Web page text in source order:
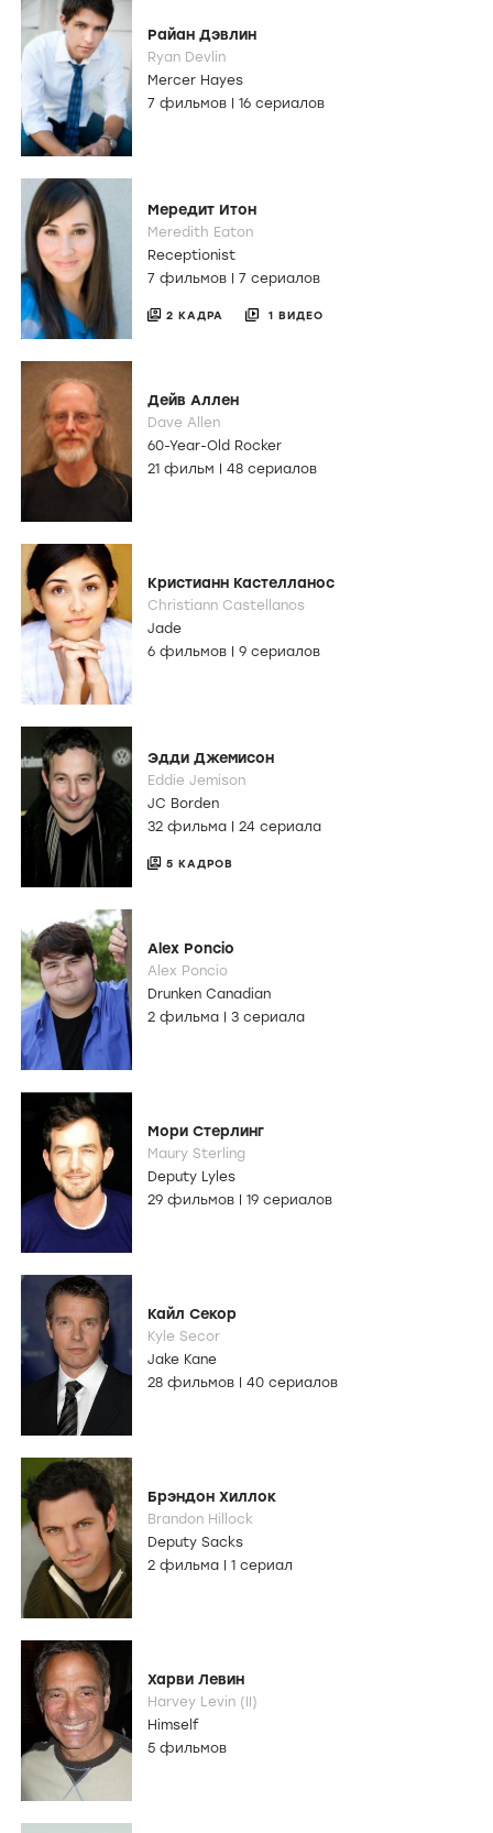
Райан Дэвлин
Ryan Devlin
Mercer Hayes
7 фильмов
16 сериалов
Мередит Итон
Meredith Eaton
Receptionist
7 фильмов | 7 сериалов
2 КАДРА 1 ВИДЕО
Дейв Аллен
Dave Allen
60-Year-Old Rocker
21 фильм
48 сериалов
Кристианн Кастелланос
Christiann Castellanos
Jade
6 фильмов
9 сериалов
Эдди Джемисон
Eddie Jemison
JC Borden
32 фильма | 24 сериала
5 КАДРОВ
Alex Poncio
Alex Poncio
Drunken Canadian
2 фильма
3 сериала
Мори Стерлинг
Maury Sterling
Deputy Lyles
29 фильмов
19 сериалов
Кайл Секор
Kyle Secor
Jake Kane
28 фильмов
40 сериалов
Брэндон Хиллок
Brandon Hillock
Deputy Sacks
2 фильма
1 сериал
Харви Левин
Harvey Levin (II)
Himself
5 фильмов